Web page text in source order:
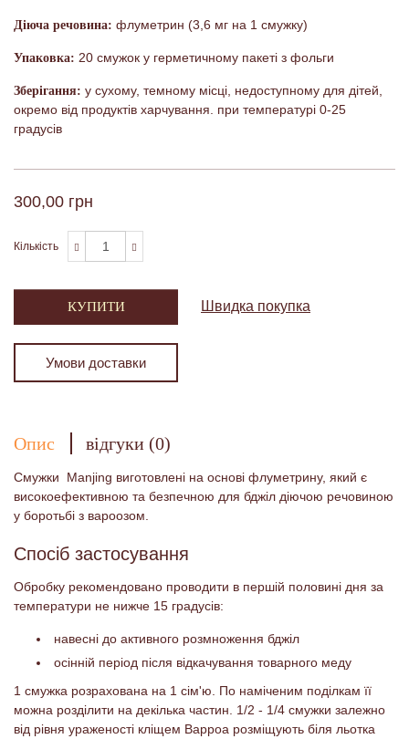
Діюча речовина: флуметрин (3,6 мг на 1 смужку)
Упаковка: 20 смужок у герметичному пакеті з фольги
Зберігання: у сухому, темному місці, недоступному для дітей,
окремо від продуктів харчування. при температурі 0-25
градусів
300,00 грн
Кількість
КУПИТИ Швидка покупка
Умови доставки
Опис відгуки (0)
Смужки Manjing виготовлені на основі флуметрину, який є
високоефективною та безпечною для бджіл діючою речовиною
у боротьбі з вароозом.
Спосіб застосування
Обробку рекомендовано проводити в першій половині дня за
температури не нижче 15 градусів:
навесні до активного розмноження бджіл
осінній період після відкачування товарного меду
1 смужка розрахована на 1 сім'ю. По наміченим поділкам її
можна розділити на декілька частин. 1/2 - 1/4 смужки залежно
від рівня ураженості кліщем Варроа розміщують біля льотка